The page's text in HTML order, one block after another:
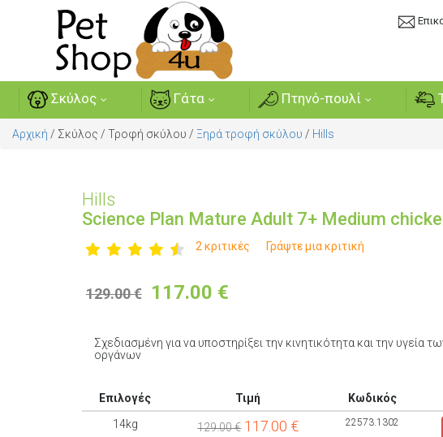
Σκύλος Γάτα Πτηνό-πουλί
Αρχική / Σκύλος / Τροφή σκύλου / Ξηρά τροφή σκύλου / Hills
Hills
Science Plan Mature Adult 7+ Medium
2 κριτικές Γράψτε μια κριτική
129.00 € 117.00 €
Σχεδιασμένη για να υποστηρίξει την κινητικότητα και την υγεία
οργάνων
Επιλογές Τιμή Κωδικός
14kg
129.00 € 117.00 € 22573.1302